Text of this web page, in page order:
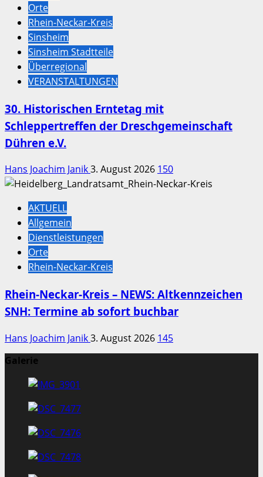
Orte
Rhein-Neckar-Kreis
Sinsheim
Sinsheim Stadtteile
Überregional
VERANSTALTUNGEN
30. Historischen Erntetag mit
Schleppertreffen der Dreschgemeinschaft
Dühren e.V.
Hans Joachim Janik3. August 2026 150
AKTUELL
Allgemein
Dienstleistungen
Orte
Rhein-Neckar-Kreis
Rhein-Neckar-Kreis – NEWS: Altkennzeichen
SNH: Termine ab sofort buchbar
Hans Joachim Janik3. August 2026 145
Galerie